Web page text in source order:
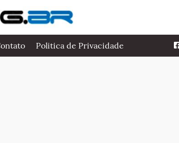
Politica de Privacidade